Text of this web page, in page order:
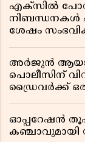
എക്സിൽ
നിബന്ധനകൾ
ശേഷം
അർജുൻ
പൊലീസിന്
ഡ്രൈവർക്ക്
ഓപ്പറേഷൻ
കഞ്ചാവുമായി